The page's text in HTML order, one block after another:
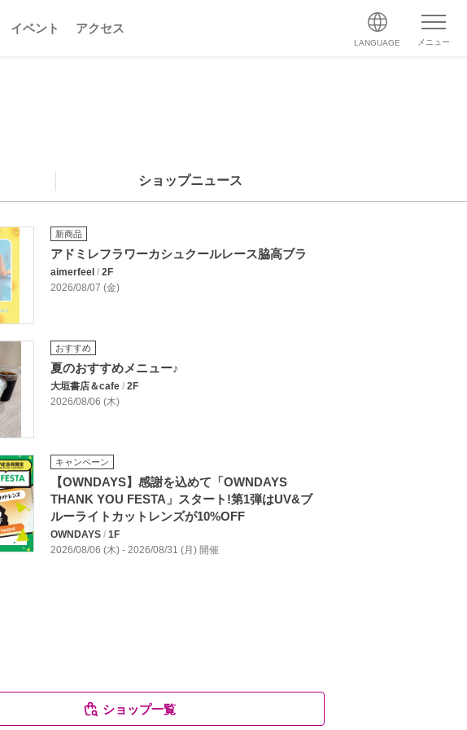
イベント アクセス
LANGUAGE メニュー
ショップニュース
新商品
アドミレフラワーカシュクールレース脇高ブラ
aimerfeel / 2F
2026/08/07 (金)
おすすめ
夏のおすすめメニュー♪
大垣書店＆cafe / 2F
2026/08/06 (木)
キャンペーン
【OWNDAYS】感謝を込めて「OWNDAYS
THANK YOU FESTA」スタート!第1弾はUV&ブ
ルーライトカットレンズが10%OFF
OWNDAYS / 1F
2026/08/06 (木) - 2026/08/31 (月) 開催
ショップ一覧